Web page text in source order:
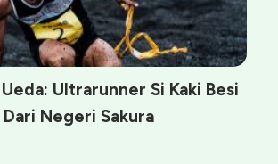
Ultrarunner Si Kaki Besi
Dari Negeri Sakura